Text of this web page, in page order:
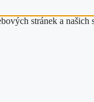
stránek a našich